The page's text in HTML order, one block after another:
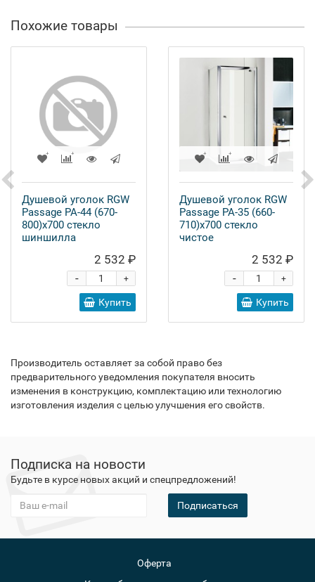
Похожие товары
Душевой уголок RGW
Passage PA-44 (670-
800)х700 стекло
шиншилла
2 532 ₽
+
-
Купить
Душевой уголок RGW
Passage PA-35 (660-
710)x700 стекло
чистое
2 532 ₽
+
-
Купить
Производитель оставляет за собой право без
предварительного уведомления покупателя вносить
изменения в конструкцию, комплектацию или технологию
изготовления изделия с целью улучшения его свойств.
Подписка на новости
Будьте в курсе новых акций и спецпредложений!
Подписаться
Оферта